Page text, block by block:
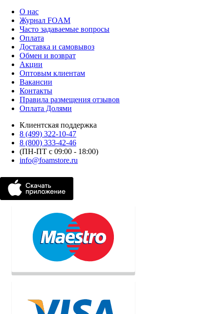
О нас
Журнал FOAM
Часто задаваемые вопросы
Оплата
Доставка и самовывоз
Обмен и возврат
Акции
Оптовым клиентам
Вакансии
Контакты
Правила размещения отзывов
Оплата Долями
Клиентская поддержка
8 (499) 322-10-47
8 (800) 333-42-46
(ПН-ПТ с 09:00 - 18:00)
info@foamstore.ru